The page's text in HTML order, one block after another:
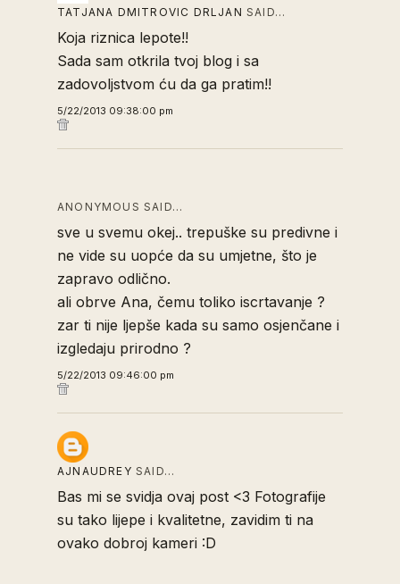
TATJANA DMITROVIC DRLJAN SAID…
Koja riznica lepote!!
Sada sam otkrila tvoj blog i sa
zadovoljstvom ću da ga pratim!!
5/22/2013 09:38:00 pm
ANONYMOUS SAID…
sve u svemu okej.. trepuške su predivne i
ne vide su uopće da su umjetne, što je
zapravo odlično.
ali obrve Ana, čemu toliko iscrtavanje ?
zar ti nije ljepše kada su samo osjenčane i
izgledaju prirodno ?
5/22/2013 09:46:00 pm
AJNAUDREY SAID…
Bas mi se svidja ovaj post <3 Fotografije
su tako lijepe i kvalitetne, zavidim ti na
ovako dobroj kameri :D